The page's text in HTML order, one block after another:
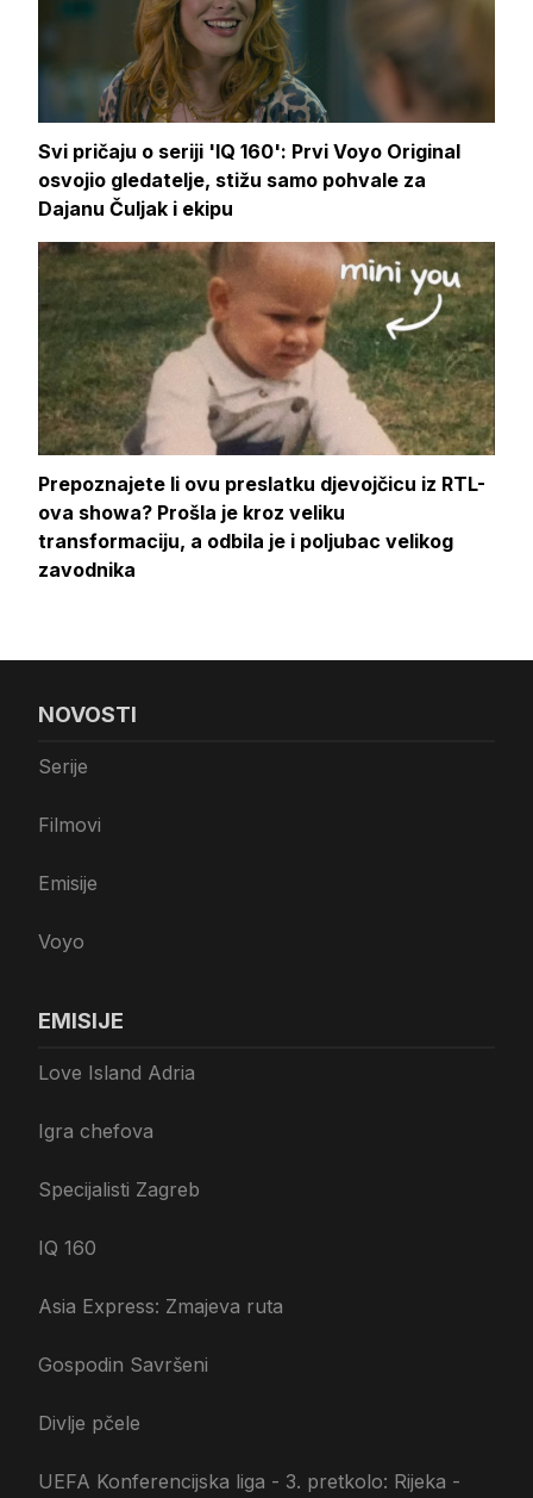
Svi pričaju o seriji 'IQ 160': Prvi Voyo Original
osvojio gledatelje, stižu samo pohvale za
Dajanu Čuljak i ekipu
Prepoznajete li ovu preslatku djevojčicu iz RTL-
ova showa? Prošla je kroz veliku
transformaciju, a odbila je i poljubac velikog
zavodnika
NOVOSTI
Serije
Filmovi
Emisije
Voyo
EMISIJE
Love Island Adria
Igra chefova
Specijalisti Zagreb
IQ 160
Asia Express: Zmajeva ruta
Gospodin Savršeni
Divlje pčele
UEFA Konferencijska liga - 3. pretkolo: Rijeka -